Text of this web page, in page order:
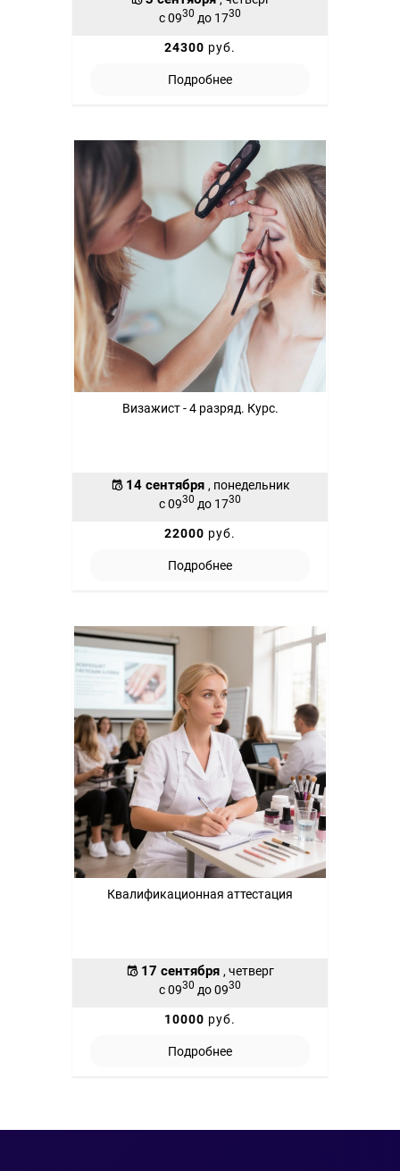
с 0930 до 1730
24300 руб.
Подробнее
Визажист - 4 разряд. Курс.
14 сентября , понедельник
с 0930 до 1730
22000 руб.
Подробнее
Квалификационная аттестация
17 сентября , четверг
с 0930 до 0930
10000 руб.
Подробнее